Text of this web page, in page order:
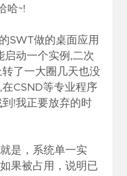
哈~!
SWT做的桌面应用
启动一个实例,二次
了一大圈几天也没
CSND等专业程序
!我正要放弃的时
是，系统单一实
果被占用，说明已